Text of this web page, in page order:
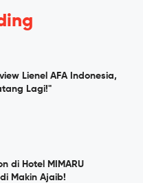
Lienel AFA Indonesia,
Lagi!"
di Hotel MIMARU
Makin Ajaib!